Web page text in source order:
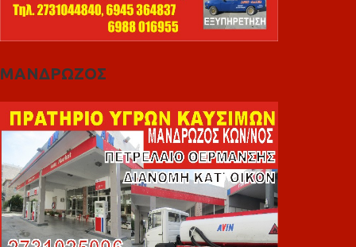
ΜΑΝΔΡΩΖΟΣ